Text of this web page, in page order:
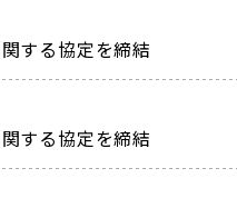
する協定を締結
する協定を締結